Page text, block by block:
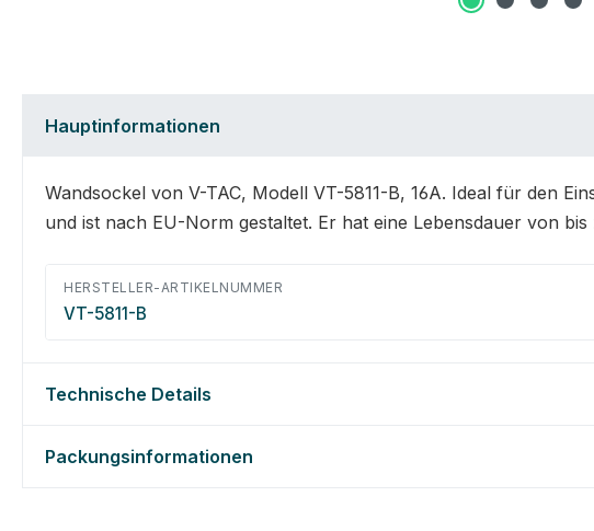
Hauptinformationen
Wandsockel von V-TAC, Modell VT-5811-B, 16A. Ideal für den
und ist nach EU-Norm gestaltet. Er hat eine Lebensdauer von
HERSTELLER-ARTIKELNUMMER
VT-5811-B
Technische Details
Packungsinformationen